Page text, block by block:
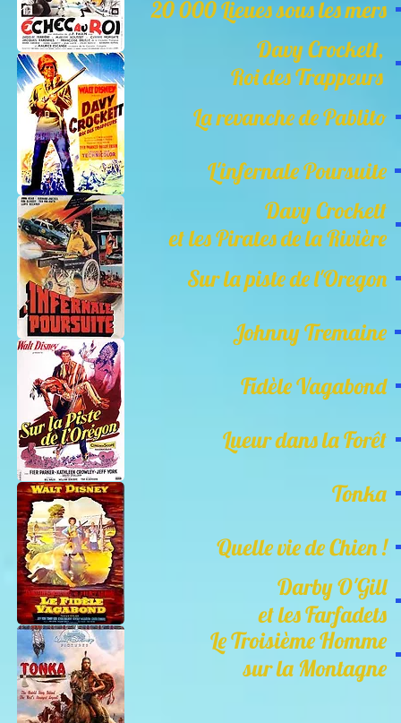
20 000 Lieues sous les mers
Davy Crockett,
Roi des Trappeurs
La revanche de Pablito
L'infernale Poursuite
Davy Crockett
et les Pirates de la Rivière
Sur la piste de l'Oregon
Johnny Tremaine
Fidèle Vagabond
Lueur dans la Forêt
Tonka
Quelle vie de Chien !
Darby O'Gill
et les Farfadets
Le Troisième Homme
sur la Montagne